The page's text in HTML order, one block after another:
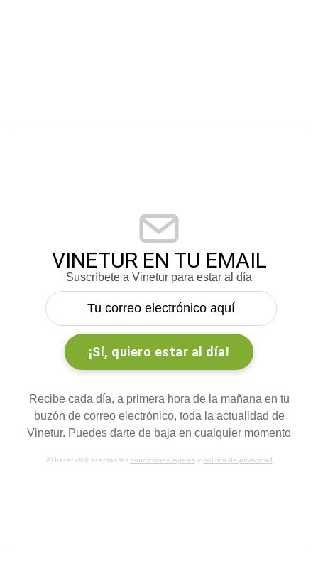
VINETUR EN TU EMAIL
Suscríbete a Vinetur para estar al día
Recibe cada día, a primera hora de la mañana en tu
buzón de correo electrónico, toda la actualidad de
Vinetur. Puedes darte de baja en cualquier momento
Al hacer click aceptas las condiciones legalesy política de privacidad